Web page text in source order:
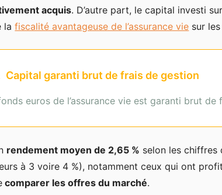
acquis. D’autre part, le capital investi
lafiscalité avantageuse de l’assurance vie sur
Capital garanti brut de frais de gestion
euros de l’assurance vie est garanti brut de
rendement moyen de 2,65 % selon les chiffres
à 3 voire 4 %), notamment ceux qui ont
comparer les offres du marché.